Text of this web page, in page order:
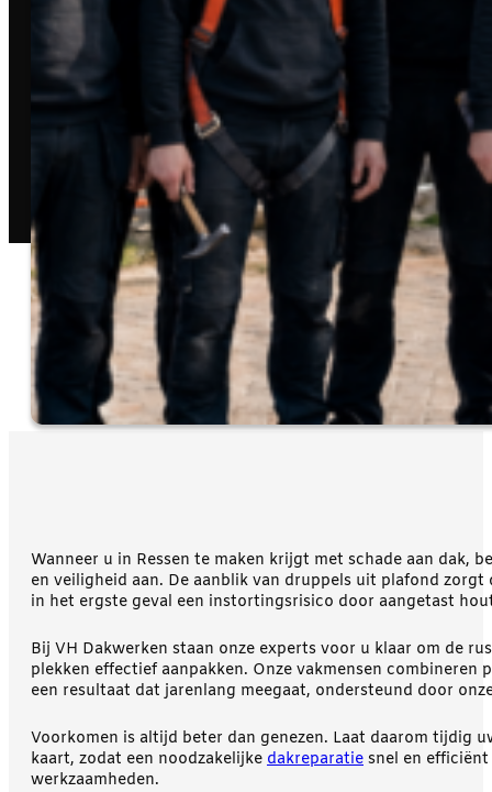
Wanneer u in Ressen te maken krijgt met schade aan
en veiligheid aan. De aanblik van druppels uit plafond
in het ergste geval een instortingsrisico door aangetast
Bij VH Dakwerken staan onze experts voor u klaar om de
plekken effectief aanpakken. Onze vakmensen
een resultaat dat jarenlang meegaat, ondersteund door
Voorkomen is altijd beter dan genezen. Laat daarom tijdig
kaart, zodat een noodzakelijke dakreparatie snel en
werkzaamheden.